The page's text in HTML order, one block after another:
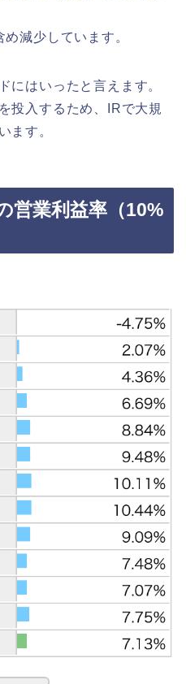
減少しています。
にはいったと言えます。
投入するため、IRで大規
ます。
営業利益率（10%